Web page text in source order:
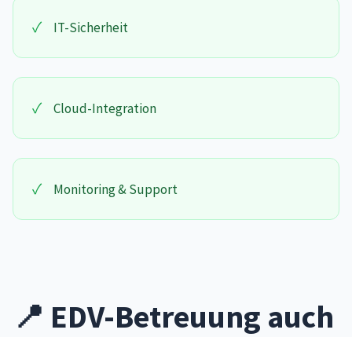
✓ IT-Sicherheit
✓ Cloud-Integration
✓ Monitoring & Support
📍 EDV-Betreuung auch